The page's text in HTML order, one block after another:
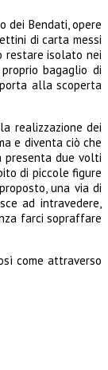
dei Bendati, opere
di carta messi
restare isolato nei
bagaglio di
alla scoperta
realizzazione dei
e diventa ciò che
presenta due volti
di piccole figure
una via di
ad intravedere,
farci sopraffare
come attraverso